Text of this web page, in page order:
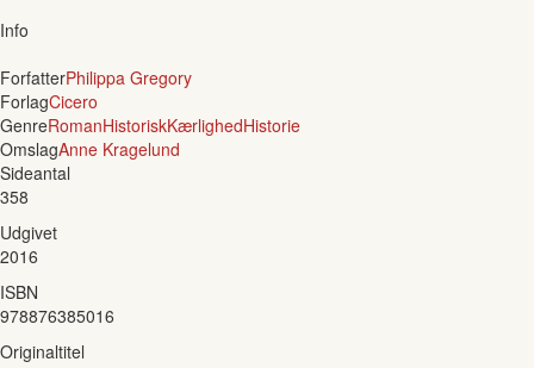
Info
ForfatterPhilippa Gregory
ForlagCicero
GenreRomanHistoriskKærlighedHistorie
OmslagAnne Kragelund
Sideantal
358
Udgivet
2016
ISBN
978876385016
Originaltitel